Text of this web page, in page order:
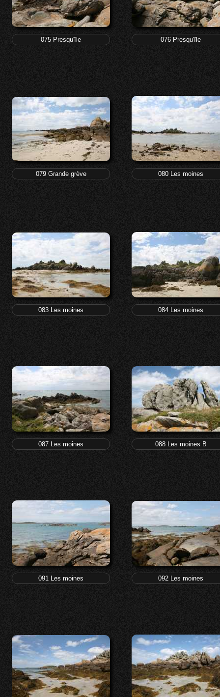
075 Presqu'île 076 Presqu'île
079 Grande grève 080 Les moines
083 Les moines 084 Les moines
087 Les moines 088 Les moines B
091 Les moines 092 Les moines